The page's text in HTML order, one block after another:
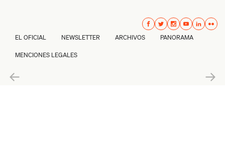
EL OFICIAL NEWSLETTER ARCHIVOS PANORAMA
MENCIONES LEGALES